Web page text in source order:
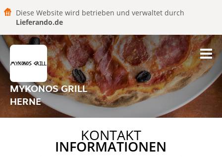
Diese Website wird betrieben und verwaltet durch
Lieferando.de
MYKONOS GRILL
HERNE
KONTAKT
INFORMATIONEN